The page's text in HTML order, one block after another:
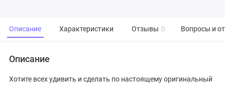
Описание Характеристики Отзывы 0 Вопросы и
Описание
Хотите всех удивить и сделать по настоящему оригинальный